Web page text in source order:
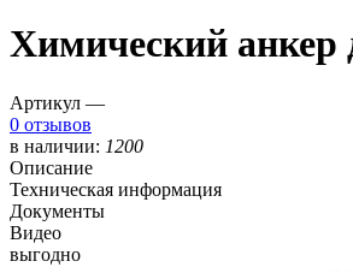
Химический анкер
Артикул —
0 отзывов
в наличии: 1200
Описание
Техническая информация
Документы
Видео
выгодно